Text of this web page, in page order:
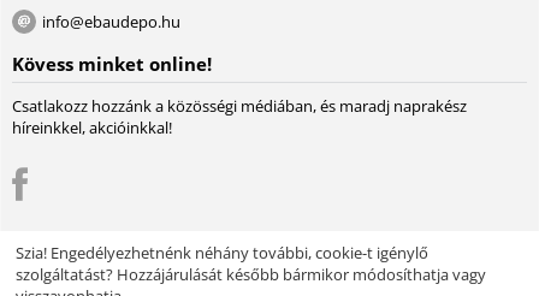
info@ebaudepo.hu
Kövess minket online!
Csatlakozz hozzánk a közösségi médiában, és maradj naprakész
híreinkkel, akcióinkkal!
© 2004 - 2026 Lambda Systeme Kft.. A piactér motorja:Multi-Vendor -
Szia! Engedélyezhetnénk néhány további, cookie-t igénylő
szolgáltatást? Hozzájárulását később bármikor módosíthatja vagy